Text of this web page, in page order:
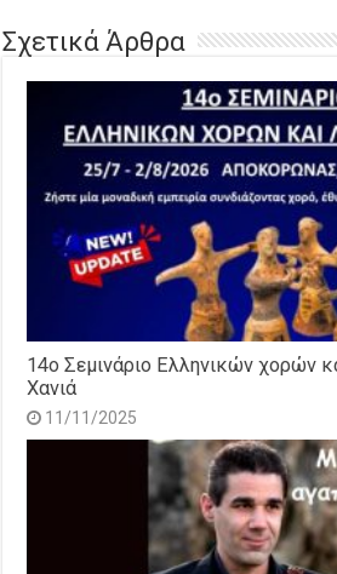
Σχετικά Άρθρα
14o Σεμινάριο Ελληνικών χορών
Χανιά
11/11/2025